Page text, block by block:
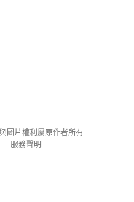
圖片權利屬原作者所有
服務聲明